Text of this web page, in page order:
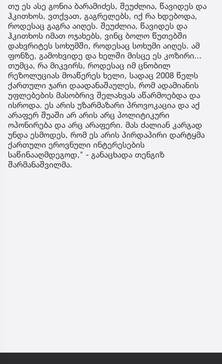
თუ ეს ასე გონია ბარამიძეს, შეუძლია, წავიდეს და
ჰკითხოს, ვთქვათ, გაგრელებს, იქ რა ხდებოდა,
როდესაც გაგრა აიღეს. შეუძლია, წავიდეს და
ჰკითხოს იმათ ოჯახებს, ვინც ბოლო წუთებში
დახვრიტეს სოხუმში, როდესაც სოხუმი აიღეს. ამ
ფონზე, გამოხვიდე და ხელში მისცე ეს კოზირი...
თუმცა, რა მიკვირს, როდესაც იმ ცნობილ
რეზოლუციას მოაწერეს ხელი, სადაც 2008 წელს
ქართული ჯარი დაადანაშაულეს, რომ ადამიანის
უფლებების მასობრივ შელახვას აწარმოებდა და
ისროდა. ეს არის უზარმაზარი პროვოკაცია და აქ
არაფერ შუაში არ არის არც პოლიტიკური
ოპონირება და არც არაფერი. მას ძალიან კარგად
უნდა ესმოდეს, რომ ეს არის პირდაპირი დარტყმა
ქართული ეროვნული ინტერესების
საწინააღმდეგოდ," - განაცხადა თენგიზ
შარმანაშვილმა.